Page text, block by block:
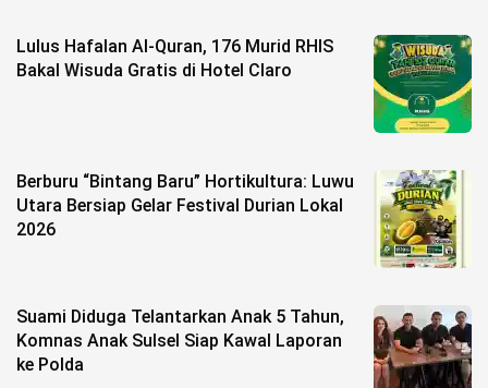
Lulus Hafalan Al-Quran, 176 Murid RHIS
Bakal Wisuda Gratis di Hotel Claro
Berburu “Bintang Baru” Hortikultura: Luwu
Utara Bersiap Gelar Festival Durian Lokal
2026
Suami Diduga Telantarkan Anak 5 Tahun,
Komnas Anak Sulsel Siap Kawal Laporan
ke Polda